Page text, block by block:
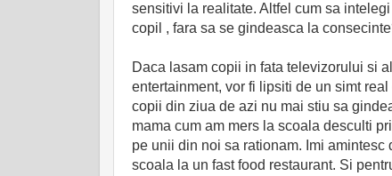
sensitivi la realitate. Altfel cum sa
copil , fara sa se gindeasca la
Daca lasam copii in fata televizorului si
entertainment, vor fi lipsiti de un simt
copii din ziua de azi nu mai stiu sa
mama cum am mers la scoala desculti
pe unii din noi sa rationam. Imi
scoala la un fast food restaurant. Si